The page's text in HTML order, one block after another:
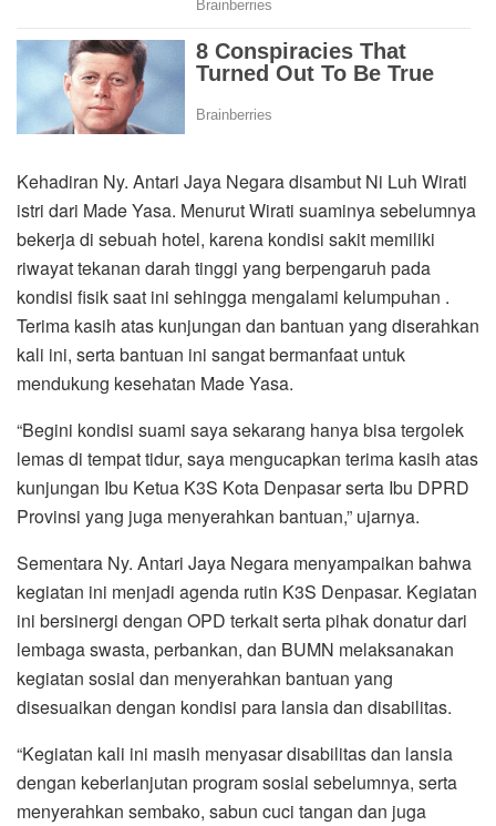
Kehadiran Ny. Antari Jaya Negara disambut Ni Luh Wirati
istri dari Made Yasa. Menurut Wirati suaminya sebelumnya
bekerja di sebuah hotel, karena kondisi sakit memiliki
riwayat tekanan darah tinggi yang berpengaruh pada
kondisi fisik saat ini sehingga mengalami kelumpuhan .
Terima kasih atas kunjungan dan bantuan yang diserahkan
kali ini, serta bantuan ini sangat bermanfaat untuk
mendukung kesehatan Made Yasa.
“Begini kondisi suami saya sekarang hanya bisa tergolek
lemas di tempat tidur, saya mengucapkan terima kasih atas
kunjungan Ibu Ketua K3S Kota Denpasar serta Ibu DPRD
Provinsi yang juga menyerahkan bantuan,” ujarnya.
Sementara Ny. Antari Jaya Negara menyampaikan bahwa
kegiatan ini menjadi agenda rutin K3S Denpasar. Kegiatan
ini bersinergi dengan OPD terkait serta pihak donatur dari
lembaga swasta, perbankan, dan BUMN melaksanakan
kegiatan sosial dan menyerahkan bantuan yang
disesuaikan dengan kondisi para lansia dan disabilitas.
“Kegiatan kali ini masih menyasar disabilitas dan lansia
dengan keberlanjutan program sosial sebelumnya, serta
menyerahkan sembako, sabun cuci tangan dan juga